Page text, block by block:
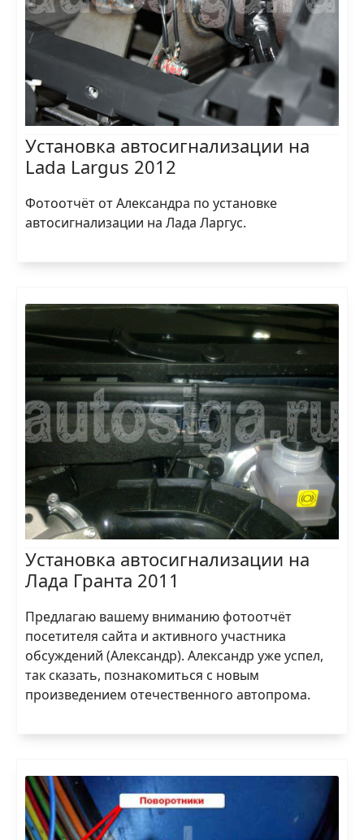
Установка автосигнализации на
Lada Largus 2012
Фотоотчёт от Александра по установке
автосигнализации на Лада Ларгус.
Установка автосигнализации на
Лада Гранта 2011
Предлагаю вашему вниманию фотоотчёт
посетителя сайта и активного участника
обсуждений (Александр). Александр уже успел,
так сказать, познакомиться с новым
произведением отечественного автопрома.